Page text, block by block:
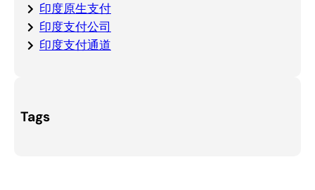
印度原生支付
印度支付公司
印度支付通道
Tags